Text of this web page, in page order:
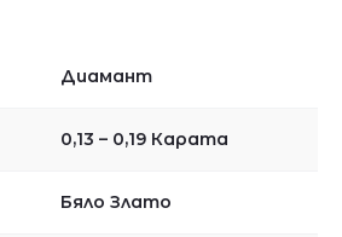
Диамант
0,13 – 0,19 Карата
Бяло Злато